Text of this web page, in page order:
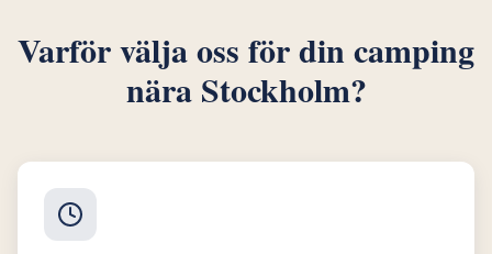
Varför välja oss för din camping
nära Stockholm?